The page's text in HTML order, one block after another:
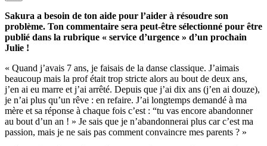
Sakura a besoin de ton aide pour l’aider à résoudre son
problème. Ton commentaire sera peut-être sélectionné pour être
publié dans la rubrique « service d’urgence » d’un prochain
Julie !
« Quand j’avais 7 ans, je faisais de la danse classique. J’aimais
beaucoup mais la prof était trop stricte alors au bout de deux ans,
j’en ai eu marre et j’ai arrêté. Depuis que j’ai dix ans (j’en ai douze),
je n’ai plus qu’un rêve : en refaire. J’ai longtemps demandé à ma
mère et sa réponse à chaque fois c’est : “tu vas encore abandonner
au bout d’un an ! » Je sais que je n’abandonnerai plus car c’est ma
passion, mais je ne sais pas comment convaincre mes parents ? »